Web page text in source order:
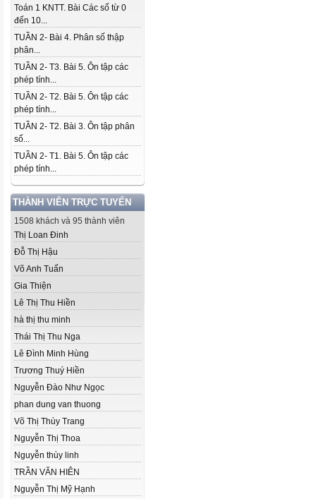
Toán 1 KNTT. Bài Các số từ 0
đến 10...
TUẦN 2- Bài 4. Phân số thập
phân...
TUẦN 2- T3. Bài 5. Ôn tập các
phép tính...
TUẦN 2- T2. Bài 5. Ôn tập các
phép tính...
TUẦN 2- T2. Bài 3. Ôn tập phân
số...
TUẦN 2- T1. Bài 5. Ôn tập các
phép tính...
THÀNH VIÊN TRỰC TUYẾN
1508 khách và 95 thành viên
Thị Loan Đinh
Đỗ Thị Hậu
Võ Anh Tuấn
Gia Thiện
Lê Thị Thu Hiền
hà thị thu minh
Thái Thị Thu Nga
Lê Đình Minh Hùng
Trương Thuý Hiền
Nguyễn Đào Như Ngọc
phan dung van thuong
Võ Thị Thùy Trang
Nguyễn Thị Thoa
Nguyễn thùy linh
TRẦN VĂN HIÊN
Nguyễn Thị Mỹ Hạnh